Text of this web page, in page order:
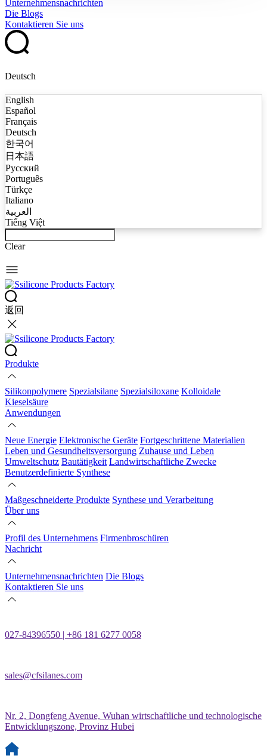
Unternehmensnachrichten
Die Blogs
Kontaktieren Sie uns
Deutsch
English
Español
Français
Deutsch
한국어
日本語
Русский
Português
Türkçe
Italiano
العربية
Tiếng Việt
Clear
返回
Produkte
Silikonpolymere Spezialsilane Spezialsiloxane Kolloidale
Kieselsäure
Anwendungen
Neue Energie Elektronische Geräte Fortgeschrittene Materialien
Leben und Gesundheitsversorgung Zuhause und Leben
Umweltschutz Bautätigkeit Landwirtschaftliche Zwecke
Benutzerdefinierte Synthese
Maßgeschneiderte Produkte Synthese und Verarbeitung
Über uns
Profil des Unternehmens Firmenbroschüren
Nachricht
Unternehmensnachrichten Die Blogs
Kontaktieren Sie uns
027-84396550 | +86 181 6277 0058
sales@cfsilanes.com
Nr. 2, Dongfeng Avenue, Wuhan wirtschaftliche und technologische
Entwicklungszone, Provinz Hubei